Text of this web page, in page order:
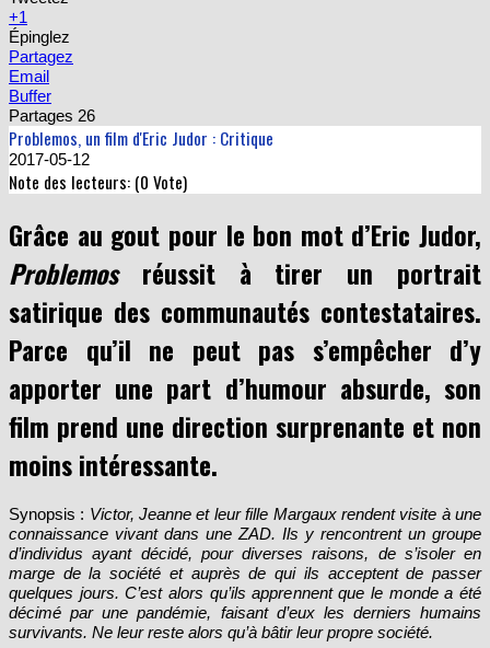
+1
Épinglez
Partagez
Email
Buffer
Partages 26
Problemos, un film d'Eric Judor : Critique
2017-05-12
Note des lecteurs: (0 Vote)
Grâce au gout pour le bon mot d’Eric Judor,
Problemosréussit à tirer un portrait
satirique des communautés contestataires.
Parce qu’il ne peut pas s’empêcher d’y
apporter une part d’humour absurde, son
film prend une direction surprenante et non
moins intéressante.
Synopsis : Victor, Jeanne et leur fille Margaux rendent visite à une
connaissance vivant dans une ZAD. Ils y rencontrent un groupe
d’individus ayant décidé, pour diverses raisons, de s’isoler en
marge de la société et auprès de qui ils acceptent de passer
quelques jours. C’est alors qu’ils apprennent que le monde a été
décimé par une pandémie, faisant d’eux les derniers humains
survivants. Ne leur reste alors qu’à bâtir leur propre société.